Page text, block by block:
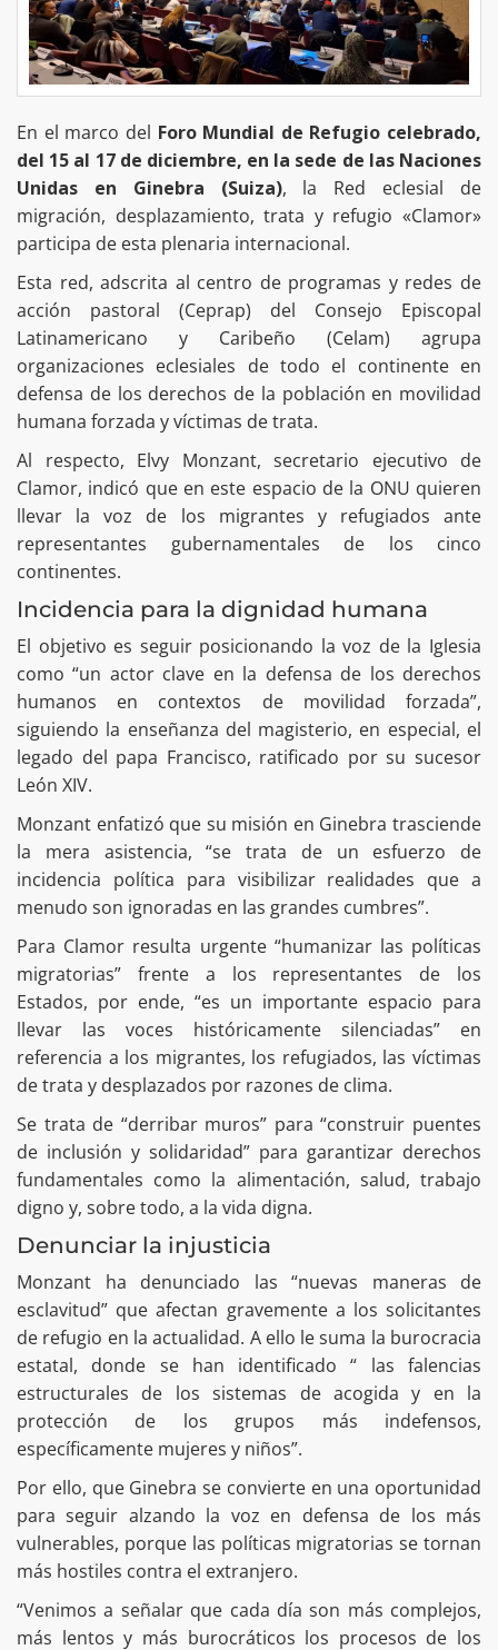
En el marco del Foro Mundial de Refugio celebrado,
del 15 al 17 de diciembre, en la sede de las Naciones
Unidas en Ginebra (Suiza), la Red eclesial de
migración, desplazamiento, trata y refugio «Clamor»
participa de esta plenaria internacional.
Esta red, adscrita al centro de programas y redes de
acción pastoral (Ceprap) del Consejo Episcopal
Latinamericano y Caribeño (Celam) agrupa
organizaciones eclesiales de todo el continente en
defensa de los derechos de la población en movilidad
humana forzada y víctimas de trata.
Al respecto, Elvy Monzant, secretario ejecutivo de
Clamor, indicó que en este espacio de la ONU quieren
llevar la voz de los migrantes y refugiados ante
representantes gubernamentales de los cinco
continentes.
Incidencia para la dignidad humana
El objetivo es seguir posicionando la voz de la Iglesia
como “un actor clave en la defensa de los derechos
humanos en contextos de movilidad forzada”,
siguiendo la enseñanza del magisterio, en especial, el
legado del papa Francisco, ratificado por su sucesor
León XIV.
Monzant enfatizó que su misión en Ginebra trasciende
la mera asistencia, “se trata de un esfuerzo de
incidencia política para visibilizar realidades que a
menudo son ignoradas en las grandes cumbres”.
Para Clamor resulta urgente “humanizar las políticas
migratorias” frente a los representantes de los
Estados, por ende, “es un importante espacio para
llevar las voces históricamente silenciadas” en
referencia a los migrantes, los refugiados, las víctimas
de trata y desplazados por razones de clima.
Se trata de “derribar muros” para “construir puentes
de inclusión y solidaridad” para garantizar derechos
fundamentales como la alimentación, salud, trabajo
digno y, sobre todo, a la vida digna.
Denunciar la injusticia
Monzant ha denunciado las “nuevas maneras de
esclavitud” que afectan gravemente a los solicitantes
de refugio en la actualidad. A ello le suma la burocracia
estatal, donde se han identificado “ las falencias
estructurales de los sistemas de acogida y en la
protección de los grupos más indefensos,
específicamente mujeres y niños”.
Por ello, que Ginebra se convierte en una oportunidad
para seguir alzando la voz en defensa de los más
vulnerables, porque las políticas migratorias se tornan
más hostiles contra el extranjero.
“Venimos a señalar que cada día son más complejos,
más lentos y más burocráticos los procesos de los